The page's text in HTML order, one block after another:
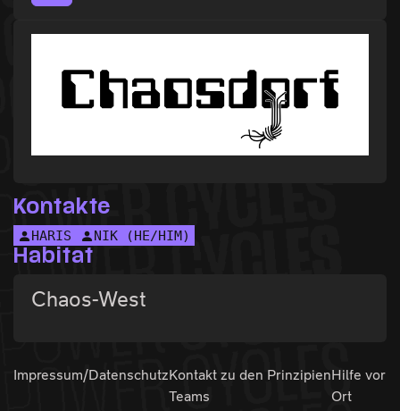
Kontakte
HARIS NIK (HE/HIM)
Habitat
Chaos-West
Impressum/Datenschutz Kontakt zu den
Teams
Prinzipien Hilfe vor
Ort